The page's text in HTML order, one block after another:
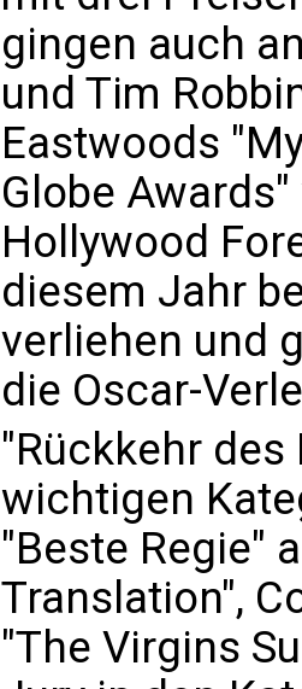
gingen auch
und Tim
Eastwoods
Globe
Hollywood
diesem Jahr
verliehen und
die Oscar-
"Rückkehr
wichtigen
"Beste Regie"
Translation",
"The Virgins